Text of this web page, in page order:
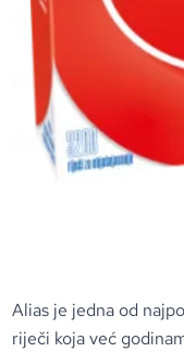
Alias je jedna od
riječi koja već